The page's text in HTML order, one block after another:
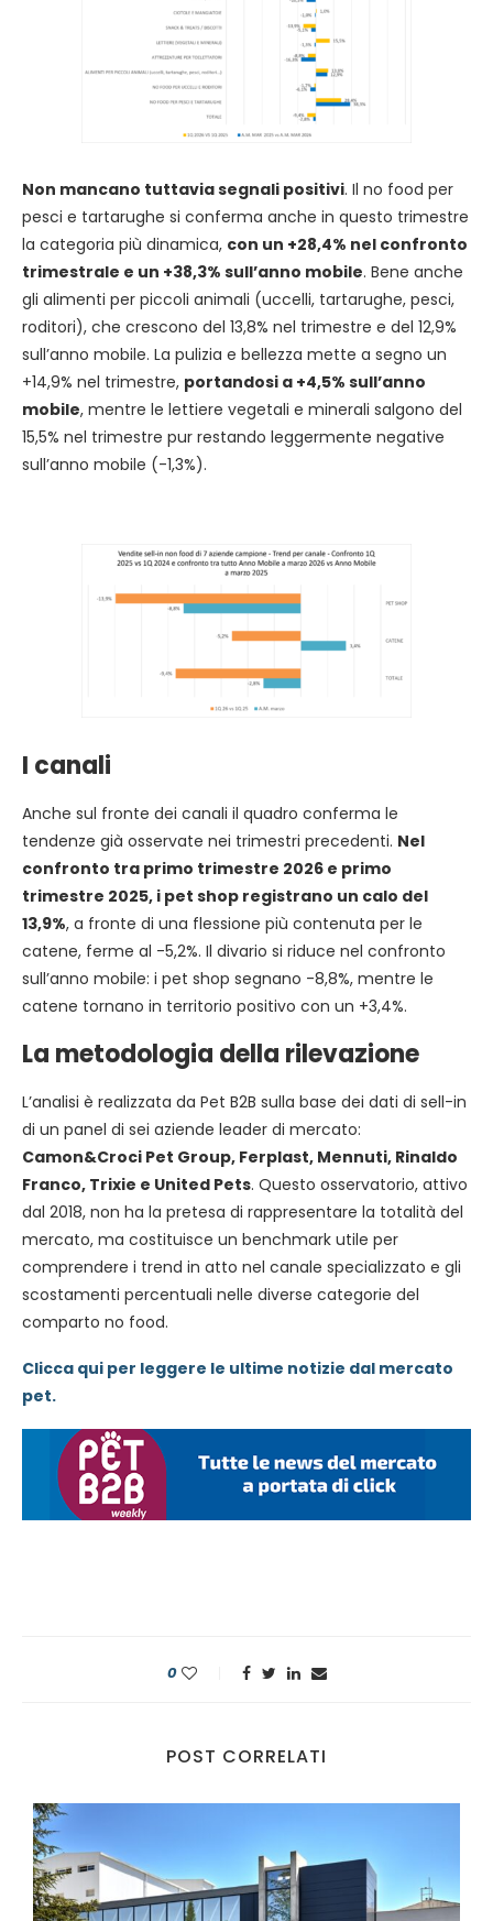
Non mancano tuttavia segnali positivi. Il no food per
pesci e tartarughe si conferma anche in questo trimestre
la categoria più dinamica, con un +28,4% nel confronto
trimestrale e un +38,3% sull’anno mobile. Bene anche
gli alimenti per piccoli animali (uccelli, tartarughe, pesci,
roditori), che crescono del 13,8% nel trimestre e del 12,9%
sull’anno mobile. La pulizia e bellezza mette a segno un
+14,9% nel trimestre, portandosi a +4,5% sull’anno
mobile, mentre le lettiere vegetali e minerali salgono del
15,5% nel trimestre pur restando leggermente negative
sull’anno mobile (-1,3%).
I canali
Anche sul fronte dei canali il quadro conferma le
tendenze già osservate nei trimestri precedenti. Nel
confronto tra primo trimestre 2026 e primo
trimestre 2025, i pet shop registrano un calo del
13,9%, a fronte di una flessione più contenuta per le
catene, ferme al -5,2%. Il divario si riduce nel confronto
sull’anno mobile: i pet shop segnano -8,8%, mentre le
catene tornano in territorio positivo con un +3,4%.
La metodologia della rilevazione
L’analisi è realizzata da Pet B2B sulla base dei dati di sell-in
di un panel di sei aziende leader di mercato:
Camon&Croci Pet Group, Ferplast, Mennuti, Rinaldo
Franco, Trixie e United Pets. Questo osservatorio, attivo
dal 2018, non ha la pretesa di rappresentare la totalità del
mercato, ma costituisce un benchmark utile per
comprendere i trend in atto nel canale specializzato e gli
scostamenti percentuali nelle diverse categorie del
comparto no food.
Clicca qui per leggere le ultime notizie dal mercato
pet.
0
POST CORRELATI